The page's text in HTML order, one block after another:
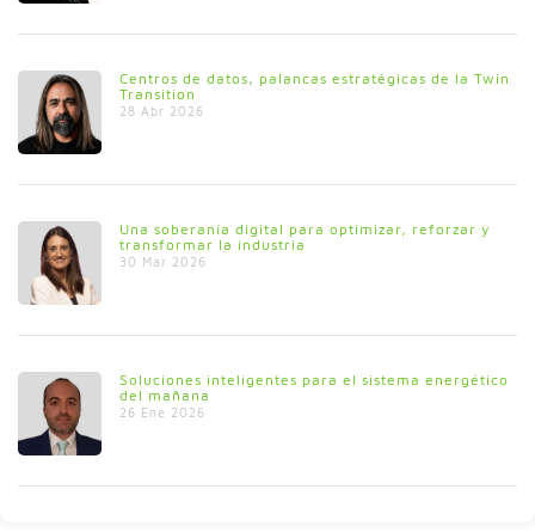
Centros de datos, palancas estratégicas de la Twin
Transition
28 Abr 2026
Una soberanía digital para optimizar, reforzar y
transformar la industria
30 Mar 2026
Soluciones inteligentes para el sistema energético
del mañana
26 Ene 2026